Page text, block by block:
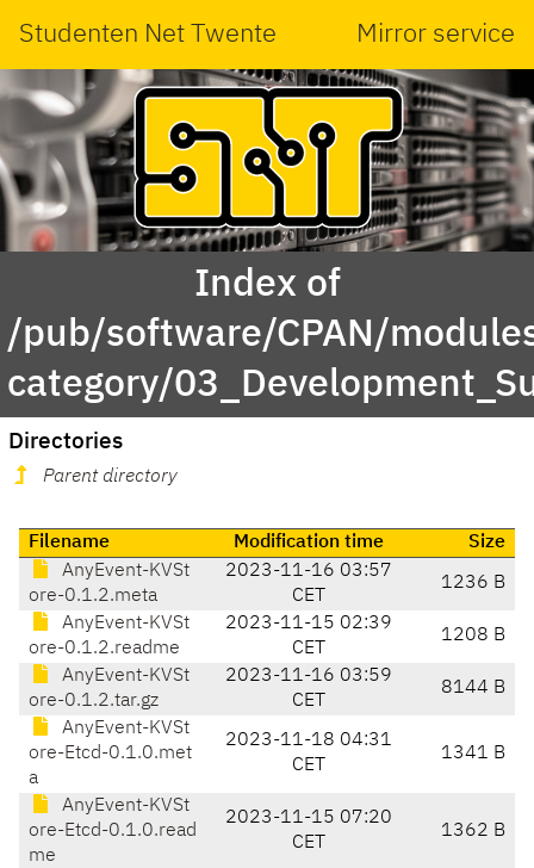
Studenten Net Twente Mirror service
Index of
/pub/software/CPAN/
category/
Directories
Parent directory
Filename Modification time
Size
AnyEvent-KVSt
ore-0.1.2.meta
2023-11-16 03:57
CET
1236 B
AnyEvent-KVSt
ore-0.1.2.readme
2023-11-15 02:39
CET
1208 B
AnyEvent-KVSt
ore-0.1.2.tar.gz
2023-11-16 03:59
CET
8144 B
AnyEvent-KVSt
ore-Etcd-0.1.0.met
a
2023-11-18 04:31
CET
1341 B
AnyEvent-KVSt
ore-Etcd-0.1.0.read
me
2023-11-15 07:20
CET
1362 B